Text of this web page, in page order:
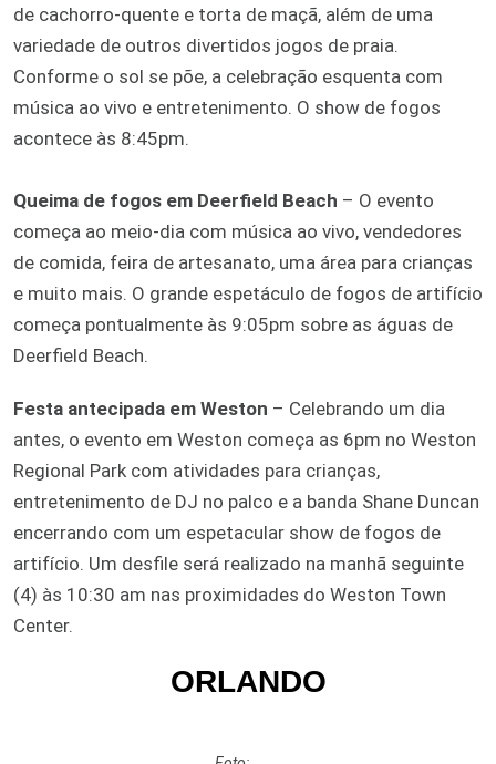
de cachorro-quente e torta de maçã, além de uma
variedade de outros divertidos jogos de praia.
Conforme o sol se põe, a celebração esquenta com
música ao vivo e entretenimento. O show de fogos
acontece às 8:45pm.
Queima de fogos em Deerfield Beach – O evento
começa ao meio-dia com música ao vivo, vendedores
de comida, feira de artesanato, uma área para crianças
e muito mais. O grande espetáculo de fogos de artifício
começa pontualmente às 9:05pm sobre as águas de
Deerfield Beach.
Festa antecipada em Weston – Celebrando um dia
antes, o evento em Weston começa as 6pm no Weston
Regional Park com atividades para crianças,
entretenimento de DJ no palco e a banda Shane Duncan
encerrando com um espetacular show de fogos de
artifício. Um desfile será realizado na manhã seguinte
(4) às 10:30 am nas proximidades do Weston Town
Center.
ORLANDO